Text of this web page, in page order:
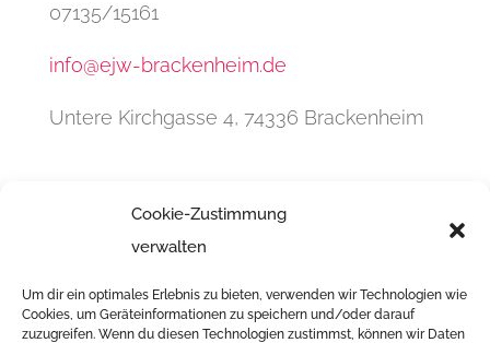
Cookie-Zustimmung
verwalten
Um dir ein optimales Erlebnis zu bieten, verwenden wir Technologien wie
Cookies, um Geräteinformationen zu speichern und/oder darauf
zuzugreifen. Wenn du diesen Technologien zustimmst, können wir Daten
07135/15161
info@ejw-brackenheim.de
Untere Kirchgasse 4, 74336 Brackenheim
Infos & Anmeldung